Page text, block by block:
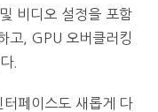
비디오 설정을 포함
고, GPU 오버클러킹
.
페이스도 새롭게 다